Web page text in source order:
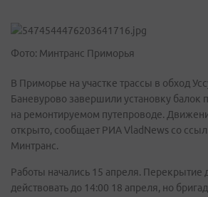
Фото: Минтранс Приморья
В Приморье на участке трассы в обход
Баневурово завершили установку балок
на ремонтируемом путепроводе.
открыто, сообщает РИА VladNews со
Минтранс.
Работы начались 15 апреля.
действовать до 14:00 18 апреля, но